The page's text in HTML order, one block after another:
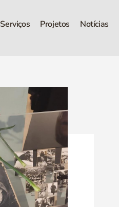
Serviços Projetos Notícias